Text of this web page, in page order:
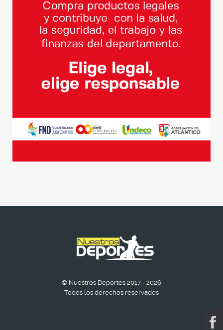
© Nuestros Deportes 2017 - 2026
Todos los derechos reservados